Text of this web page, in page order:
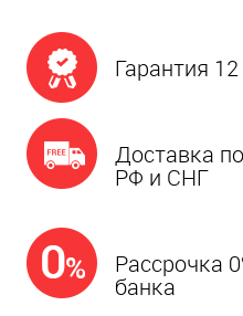
Гарантия
Доставка
РФ и СНГ
Рассрочка
банка